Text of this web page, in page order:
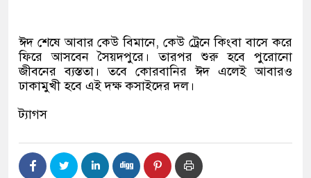
ঈদ শেষে আবার কেউ বিমানে, কেউ ট্রেনে কিংবা বাসে করে
ফিরে আসবেন সৈয়দপুরে। তারপর শুরু হবে পুরোনো
জীবনের ব্যস্ততা। তবে কোরবানির ঈদ এলেই আবারও
ঢাকামুখী হবে এই দক্ষ কসাইদের দল।
ট্যাগস